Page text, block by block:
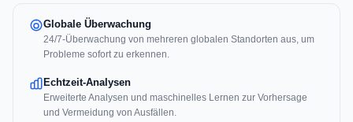
Globale Überwachung
24/7-Überwachung von mehreren globalen Standorten aus, um
Probleme sofort zu erkennen.
Echtzeit-Analysen
Erweiterte Analysen und maschinelles Lernen zur Vorhersage
und Vermeidung von Ausfällen.